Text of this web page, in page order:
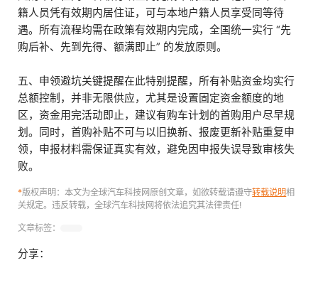
籍人员凭有效期内居住证，可与本地户籍人员享受同等待
遇。所有流程均需在政策有效期内完成，全国统一实行 “先
购后补、先到先得、额满即止” 的发放原则。
五、申领避坑关键提醒在此特别提醒，所有补贴资金均实行
总额控制，并非无限供应，尤其是设置固定资金额度的地
区，资金用完活动即止，建议有购车计划的首购用户尽早规
划。同时，首购补贴不可与以旧换新、报废更新补贴重复申
领，申报材料需保证真实有效，避免因申报失误导致审核失
败。
*版权声明：本文为全球汽车科技网原创文章，如欲转载请遵守转载说明相
关规定。违反转载，全球汽车科技网将依法追究其法律责任!
文章标签：
分享：